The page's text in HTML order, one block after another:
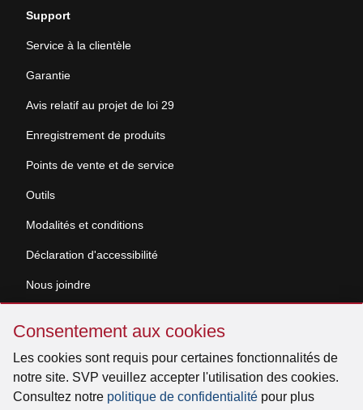
Consentement
aux
cookies
Consentement aux cookies
Les cookies sont requis pour certaines fonctionnalités de
notre site. SVP veuillez accepter l'utilisation des cookies.
Consultez notre politique de confidentialité pour plus
Support
Service à la clientèle
Garantie
Avis relatif au projet de loi 29
Enregistrement de produits
Points de vente et de service
Outils
Modalités et conditions
Déclaration d'accessibilité
Nous joindre
© 2026 Venmar Ventilation ULC Tous droits réservés.